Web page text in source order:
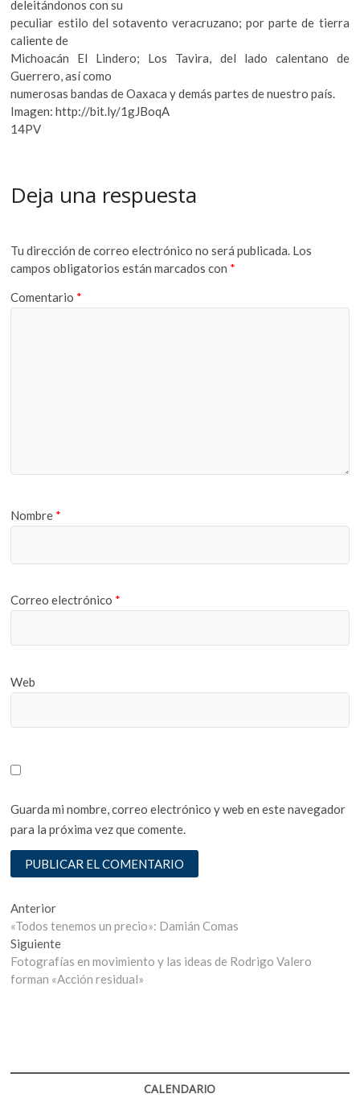
deleitándonos con su
peculiar estilo del sotavento veracruzano; por parte de tierra
caliente de
Michoacán El Lindero; Los Tavira, del lado calentano de
Guerrero, así como
numerosas bandas de Oaxaca y demás partes de nuestro país.
Imagen: http://bit.ly/1gJBoqA
14PV
Deja una respuesta
Tu dirección de correo electrónico no será publicada. Los
campos obligatorios están marcados con *
Comentario *
Nombre *
Correo electrónico *
Web
Guarda mi nombre, correo electrónico y web en este navegador
para la próxima vez que comente.
Navegación
de
entradas
AnteriorEntrada
anterior:
«Todos tenemos un precio»: Damián Comas
SiguienteEntrada
siguiente:
Fotografías en movimiento y las ideas de Rodrigo Valero
forman «Acción residual»
CALENDARIO